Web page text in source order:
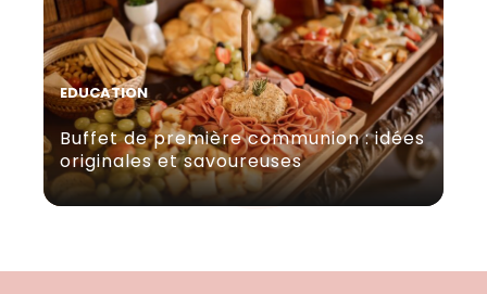
EDUCATION
Buffet de première communion : idées
originales et savoureuses